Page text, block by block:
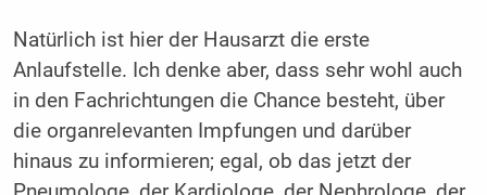
Natürlich ist hier der Hausarzt die erste
Anlaufstelle. Ich denke aber, dass sehr wohl auch
in den Fachrichtungen die Chance besteht, über
die organrelevanten Impfungen und darüber
hinaus zu informieren; egal, ob das jetzt der